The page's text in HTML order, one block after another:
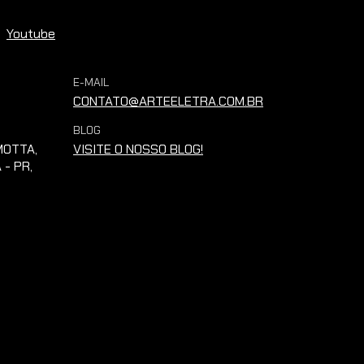
Youtube
E-MAIL
CONTATO@ARTEELETRA.COM.BR
- PR,
BLOG
VISITE O NOSSO BLOG!